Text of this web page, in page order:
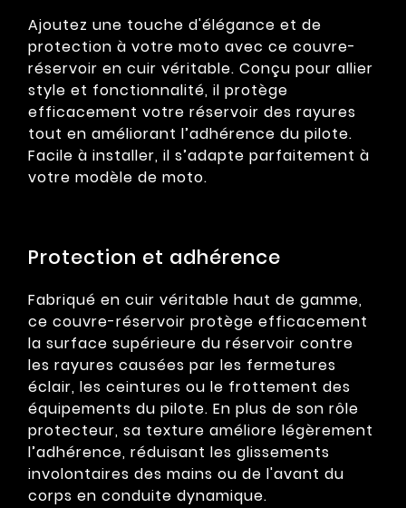
Ajoutez une touche d'élégance et de
protection à votre moto avec ce couvre-
réservoir en cuir véritable. Conçu pour allier
style et fonctionnalité, il protège
efficacement votre réservoir des rayures
tout en améliorant l’adhérence du pilote.
Facile à installer, il s’adapte parfaitement à
votre modèle de moto.
Protection et adhérence
Fabriqué en cuir véritable haut de gamme,
ce couvre-réservoir protège efficacement
la surface supérieure du réservoir contre
les rayures causées par les fermetures
éclair, les ceintures ou le frottement des
équipements du pilote. En plus de son rôle
protecteur, sa texture améliore légèrement
l’adhérence, réduisant les glissements
involontaires des mains ou de l'avant du
corps en conduite dynamique.